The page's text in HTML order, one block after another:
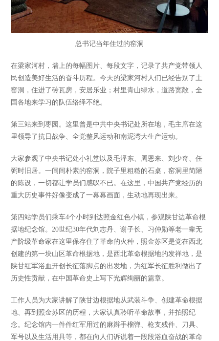
总书记当年住过的窑洞
在梁家河村，墙上的每幅图片、每段文字，记录了共产党带领人
民创造美好生活的奋斗历程。今天的梁家河村人们已经告别了土
窑洞，住进了砖瓦房，安居乐业；村里青山绿水，道路宽敞，全
国各地来学习的队伍络绎不绝。
第三站来到枣园。这里曾是中共中央书记处所在地，毛主席在这
里领导了抗日战争、全党整风运动和南泥湾大生产运动。
大家参观了中央书记处小礼堂以及毛泽东、周恩来、刘少奇、任
弼时旧居。一间间朴素的窑洞，院子里粗糙的石桌，窑洞里简陋
的陈设，一切都让学员们感叹不已。在这里，中国共产党经历的
重大历史事件好像变成了一幕幕画面，生动地再现出来。
第四站学员们乘车4个小时到达照金红色小镇，参观陕甘边革命根
据地纪念馆。20世纪30年代刘志丹、谢子长、习仲勋等老一辈无
产阶级革命家在这里保存住了革命的火种，照金苏区是党在西北
创建的第一块山区革命根据地，是西北革命根据地的发祥地，是
陕甘红军浴血开创长征落脚点的出发地，为红军长征胜利做出了
历史性贡献，在中国革命史上写下光辉绚丽的篇章。
工作人员为大家讲解了陕甘边根据地从武装斗争、创建革命根据
地、再到照金苏区的历程，大家认真聆听革命故事，并拍照纪
念。纪念馆内一件件红军用过的麻辫手榴弹、枪支残件、刀具、
军号以及生活用具等，都在向人们诉说着一段段浴血奋战的革命